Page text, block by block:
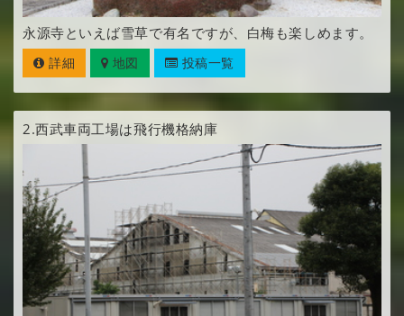
永源寺といえば雪草で有名ですが、白梅も楽しめます。
詳細 地図 投稿一覧
2.西武車両工場は飛行機格納庫